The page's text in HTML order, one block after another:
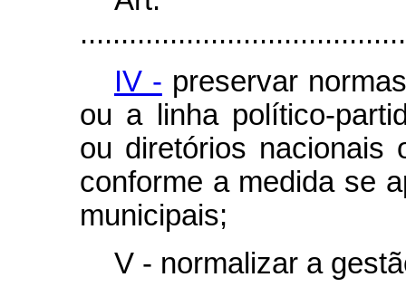
IV - preservar
ou a linha político-
ou diretórios nacionais
conforme a medida se
municipais;
V - normalizar a